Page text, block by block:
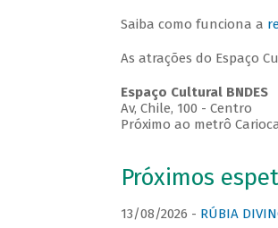
Saiba como funciona a
As atrações do Espaço
Espaço Cultural BNDES
Av, Chile, 100 - Centro
Próximo ao metrô
Próximos
13/08/2026 - RÚBIA